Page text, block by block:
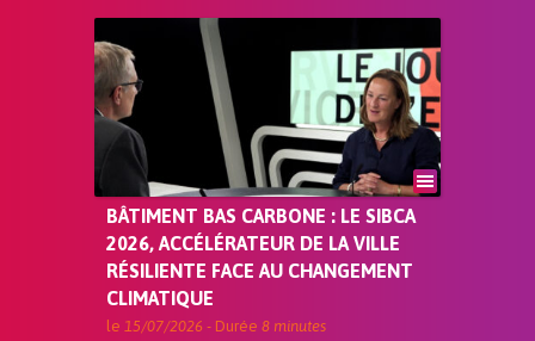
BÂTIMENT BAS CARBONE : LE SIBCA
2026, ACCÉLÉRATEUR DE LA VILLE
RÉSILIENTE FACE AU CHANGEMENT
CLIMATIQUE
le 15/07/2026 - Durée 8 minutes